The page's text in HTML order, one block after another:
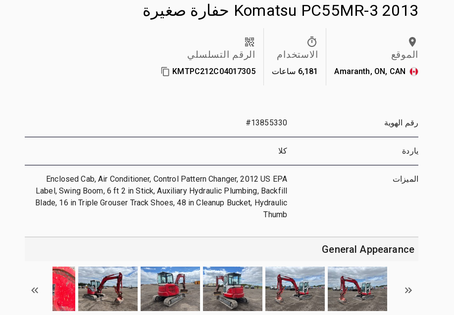
2013 Komatsu PC55MR-3 حفارة صغيرة
الموقع
Amaranth, ON, CAN
الاستخدام
6,181 ساعات
الرقم التسلسلي
KMTPC212C04017305
رقم الهوية #13855330
ياردة كلا
الميزات
Enclosed Cab, Air Conditioner, Control Pattern Changer, 2012 US EPA
Label, Swing Boom, 6 ft 2 in Stick, Auxiliary Hydraulic Plumbing, Backfill
Blade, 16 in Triple Grouser Track Shoes, 48 in Cleanup Bucket, Hydraulic
Thumb
General Appearance